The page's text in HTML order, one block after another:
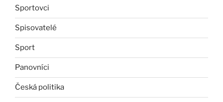
Sportovci
Spisovatelé
Sport
Panovníci
Česká politika